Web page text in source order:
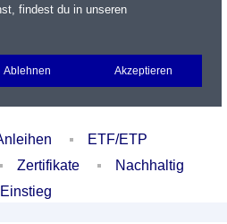
Portfolio Login
ETF/ETP
Zertifikate
Nachhaltig
Einstieg
findest du in unseren
Ablehnen Akzeptieren